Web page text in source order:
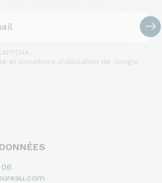
et conditions d'utilisation de Google